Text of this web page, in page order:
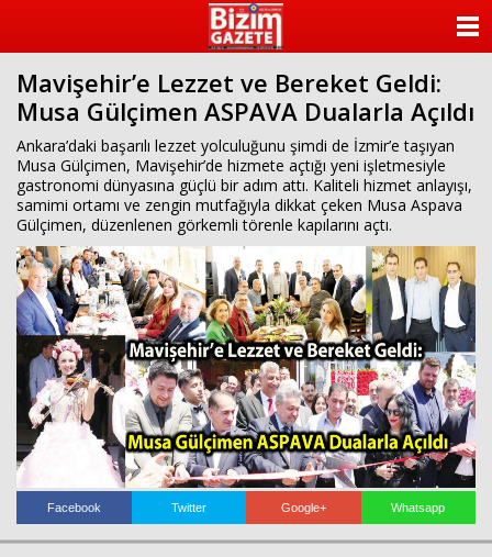
Mavişehir’e Lezzet ve Bereket Geldi:
Musa Gülçimen ASPAVA Dualarla Açıldı
Ankara’daki başarılı lezzet yolculuğunu şimdi de İzmir’e taşıyan
Musa Gülçimen, Mavişehir’de hizmete açtığı yeni işletmesiyle
gastronomi dünyasına güçlü bir adım attı. Kaliteli hizmet anlayışı,
samimi ortamı ve zengin mutfağıyla dikkat çeken Musa Aspava
Gülçimen, düzenlenen görkemli törenle kapılarını açtı.
Facebook Twitter Google+ Whatsapp
KATEGORİLER
ANKETLER
VİDEO GALERİ
KÜNYE
İLETİŞİM